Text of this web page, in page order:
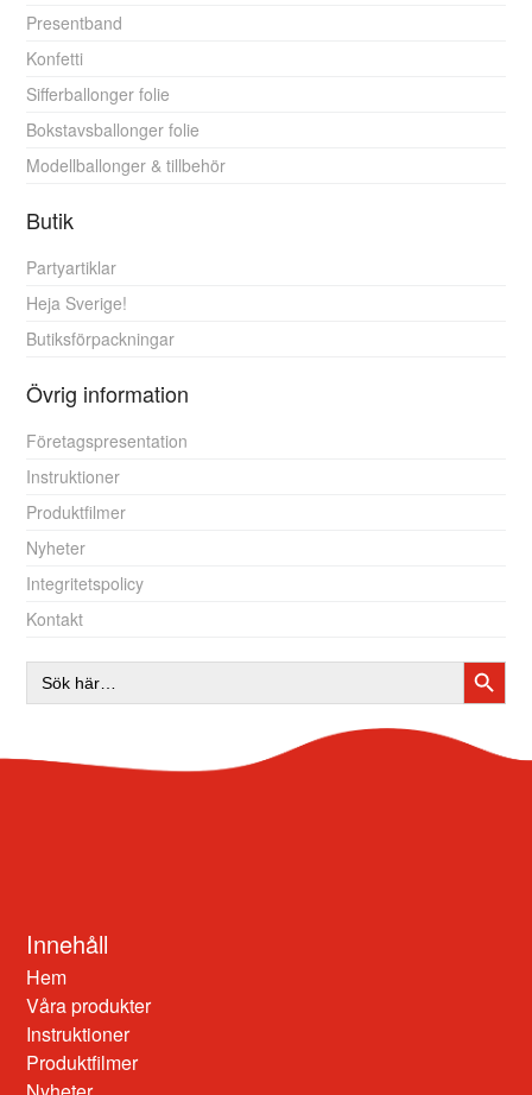
Presentband
Konfetti
Sifferballonger folie
Bokstavsballonger folie
Modellballonger & tillbehör
Butik
Partyartiklar
Heja Sverige!
Butiksförpackningar
Övrig information
Företagspresentation
Instruktioner
Produktfilmer
Nyheter
Integritetspolicy
Kontakt
Sök
efter:
Innehåll
Hem
Våra produkter
Instruktioner
Produktfilmer